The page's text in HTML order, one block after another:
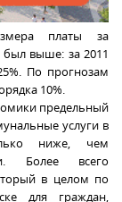
платы за
был выше: за 2011
По прогнозам
10%.
предельный
услуги в
ниже, чем
Более всего
в целом по
для граждан,